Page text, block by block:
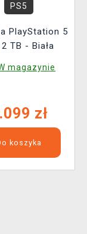
PS5
PlayStation 5
TB - Biała
magazynie
zł
koszyka